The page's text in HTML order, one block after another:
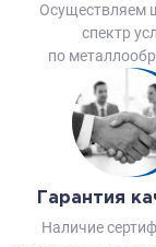
Осуществляем
спектр
по
Гарантия
Наличие